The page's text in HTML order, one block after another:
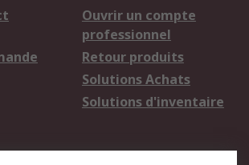
Ouvrir un compte
professionnel
Retour produits
Solutions Achats
Solutions d'inventaire